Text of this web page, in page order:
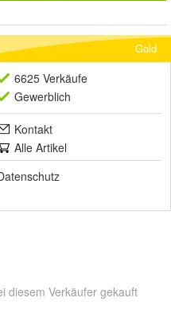
Gold
6625 Verkäufe
Gewerblich
Kontakt
Alle Artikel
diesem Verkäufer gekauft